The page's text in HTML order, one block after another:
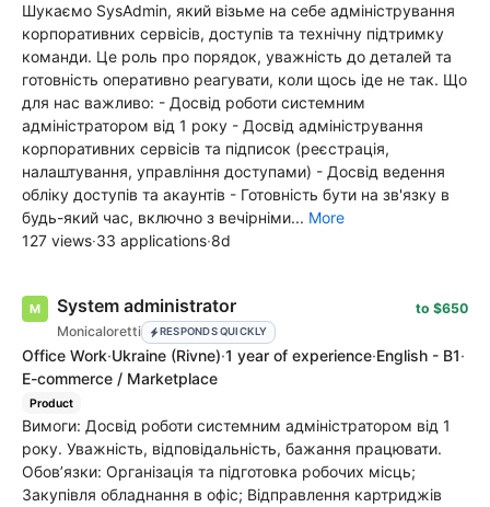
Шукаємо SysAdmin, який візьме на себе адміністрування
корпоративних сервісів, доступів та технічну підтримку
команди. Це роль про порядок, уважність до деталей та
готовність оперативно реагувати, коли щось іде не так. Що
для нас важливо: - Досвід роботи системним
адміністратором від 1 року - Досвід адміністрування
корпоративних сервісів та підписок (реєстрація,
налаштування, управління доступами) - Досвід ведення
обліку доступів та акаунтів - Готовність бути на зв'язку в
будь-який час, включно з вечірніми... More
127 views·33 applications·8d
System administrator
Monicaloretti RESPONDS QUICKLY
to $650
Office Work·Ukraine (Rivne)·1 year of experience·English - B1·
E-commerce / Marketplace
Product
Вимоги: Досвід роботи системним адміністратором від 1
року. Уважність, відповідальність, бажання працювати.
Обов’язки: Організація та підготовка робочих місць;
Закупівля обладнання в офіс; Відправлення картриджів